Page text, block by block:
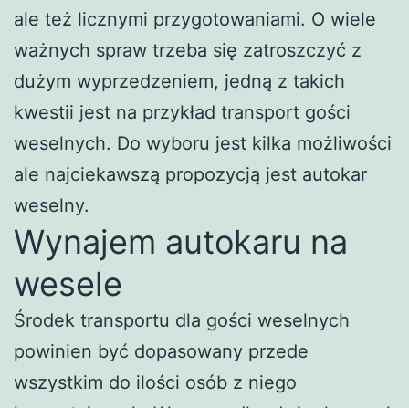
ale też licznymi przygotowaniami. O wiele
ważnych spraw trzeba się zatroszczyć z
dużym wyprzedzeniem, jedną z takich
kwestii jest na przykład transport gości
weselnych. Do wyboru jest kilka możliwości
ale najciekawszą propozycją jest autokar
weselny.
Wynajem autokaru na
wesele
Środek transportu dla gości weselnych
powinien być dopasowany przede
wszystkim do ilości osób z niego